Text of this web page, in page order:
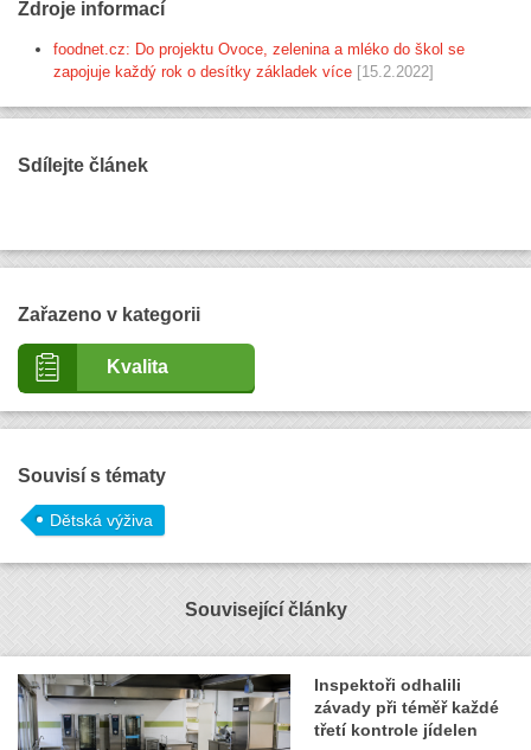
Zdroje informací
foodnet.cz: Do projektu Ovoce, zelenina a mléko do škol se
zapojuje každý rok o desítky základek více [15.2.2022]
Sdílejte článek
Zařazeno v kategorii
Kvalita
Souvisí s tématy
Dětská výživa
Související články
Inspektoři odhalili
závady při téměř každé
třetí kontrole jídelen